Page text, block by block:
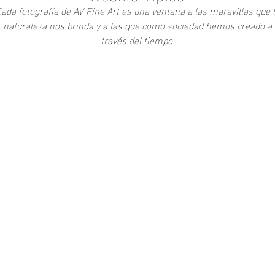
fotografía de AV Fine Art es una ventana a las maravillas que
naturaleza nos brinda y a las que como sociedad hemos creado a
través del tiempo.